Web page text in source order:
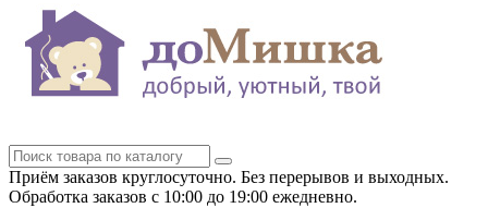
Приём заказов круглосуточно. Без перерывов и выходных.
Обработка заказов с 10:00 до 19:00 ежедневно.